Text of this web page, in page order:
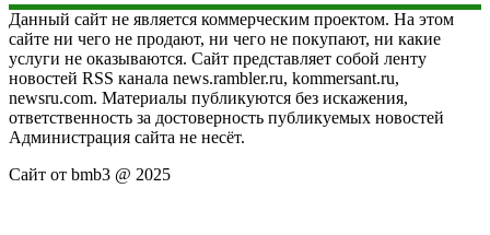
Данный сайт не является коммерческим проектом. На этом
сайте ни чего не продают, ни чего не покупают, ни какие
услуги не оказываются. Сайт представляет собой ленту
новостей RSS канала news.rambler.ru, kommersant.ru,
newsru.com. Материалы публикуются без искажения,
ответственность за достоверность публикуемых новостей
Администрация сайта не несёт.
Сайт от bmb3 @ 2025